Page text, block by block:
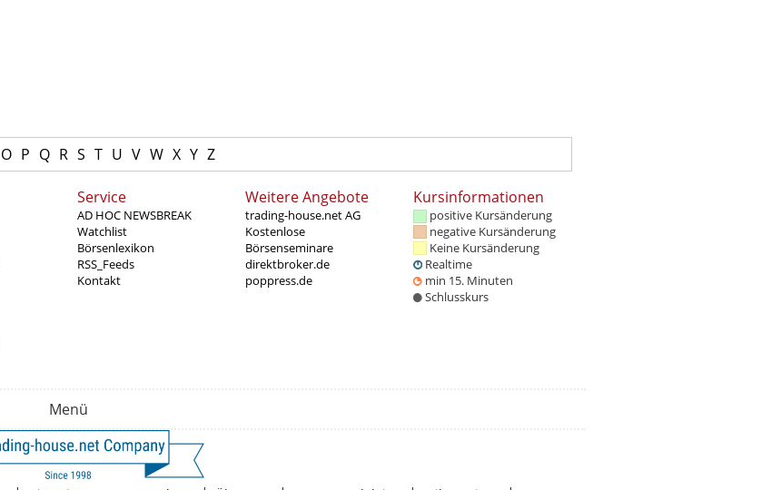
O P Q R S T U V W X Y Z
Service
AD HOC NEWSBREAK
Watchlist
Börsenlexikon
RSS_Feeds
Kontakt
Weitere Angebote
trading-house.net AG
Kostenlose
Börsenseminare
direktbroker.de
poppress.de
Kursinformationen
positive Kursänderung
negative Kursänderung
Keine Kursänderung
Realtime
min 15. Minuten
Schlusskurs
Menü